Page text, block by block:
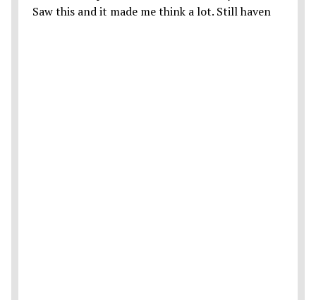
Saw this and it made me think a lot. Still haven